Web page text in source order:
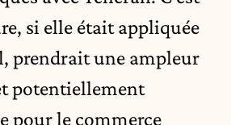
si elle était appliquée
prendrait une ampleur
potentiellement
pour le commerce